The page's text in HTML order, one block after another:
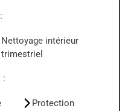
Nettoyage intérieur
trimestriel
:
Protection